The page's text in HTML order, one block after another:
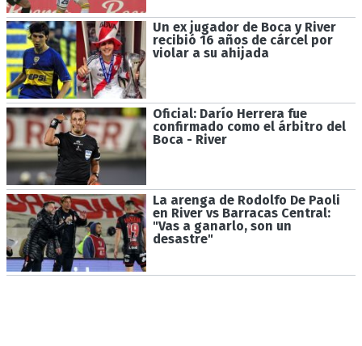
Un ex jugador de Boca y River
recibió 16 años de cárcel por
violar a su ahijada
Oficial: Darío Herrera fue
confirmado como el árbitro del
Boca - River
La arenga de Rodolfo De Paoli
en River vs Barracas Central:
"Vas a ganarlo, son un
desastre"